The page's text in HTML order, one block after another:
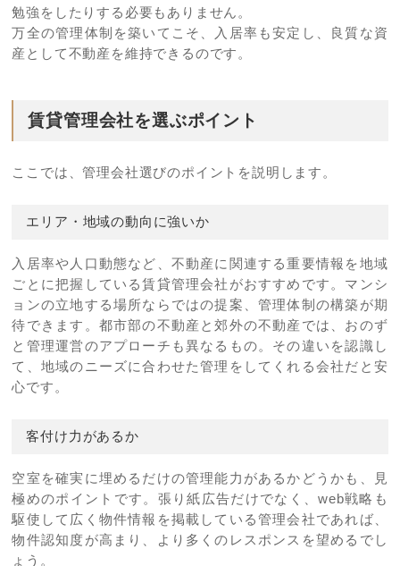
勉強をしたりする必要もありません。
万全の管理体制を築いてこそ、入居率も安定し、良質な資
産として不動産を維持できるのです。
賃貸管理会社を選ぶポイント
ここでは、管理会社選びのポイントを説明します。
エリア・地域の動向に強いか
入居率や人口動態など、不動産に関連する重要情報を地域
ごとに把握している賃貸管理会社がおすすめです。マンシ
ョンの立地する場所ならではの提案、管理体制の構築が期
待できます。都市部の不動産と郊外の不動産では、おのず
と管理運営のアプローチも異なるもの。その違いを認識し
て、地域のニーズに合わせた管理をしてくれる会社だと安
心です。
客付け力があるか
空室を確実に埋めるだけの管理能力があるかどうかも、見
極めのポイントです。張り紙広告だけでなく、web戦略も
駆使して広く物件情報を掲載している管理会社であれば、
物件認知度が高まり、より多くのレスポンスを望めるでし
ょう。